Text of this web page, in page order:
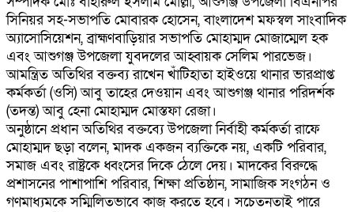
সিনিয়র সহ-সভাপতি মোবারক হোসেন, বাংলাদেশ মফস্বল সাংবাদিক
অ্যাসোসিয়েশন, ব্রাহ্মণবাড়িয়ার সভাপতি মোহাম্মদ মোজাম্মেল হক
এবং আশুগঞ্জ উপজেলা যুবদলের আহ্বায়ক সেলিম পারভেজ।
আমন্ত্রিত অতিথির বক্তব্য রাখেন খাঁটিহাতা হাইওয়ে থানার ভারপ্রাপ্ত
কর্মকর্তা (ওসি) আবু তাহের দেওয়ান এবং আশুগঞ্জ থানার পরিদর্শক
(তদন্ত) আবু হেনা মোহাম্মদ মোস্তফা রেজা।
অনুষ্ঠানে প্রধান অতিথির বক্তব্যে উপজেলা নির্বাহী কর্মকর্তা রাফে
মোহাম্মদ ছড়া বলেন, মাদক একজন ব্যক্তিকে নয়, একটি পরিবার,
সমাজ এবং রাষ্ট্রকে ধ্বংসের দিকে ঠেলে দেয়। মাদকের বিরুদ্ধে
প্রশাসনের পাশাপাশি পরিবার, শিক্ষা প্রতিষ্ঠান, সামাজিক সংগঠন ও
গণমাধ্যমকে সম্মিলিতভাবে কাজ করতে হবে। সচেতনতাই পারে